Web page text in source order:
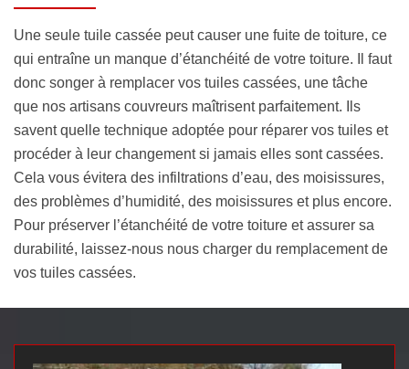
Une seule tuile cassée peut causer une fuite de toiture, ce
qui entraîne un manque d’étanchéité de votre toiture. Il faut
donc songer à remplacer vos tuiles cassées, une tâche
que nos artisans couvreurs maîtrisent parfaitement. Ils
savent quelle technique adoptée pour réparer vos tuiles et
procéder à leur changement si jamais elles sont cassées.
Cela vous évitera des infiltrations d’eau, des moisissures,
des problèmes d’humidité, des moisissures et plus encore.
Pour préserver l’étanchéité de votre toiture et assurer sa
durabilité, laissez-nous nous charger du remplacement de
vos tuiles cassées.